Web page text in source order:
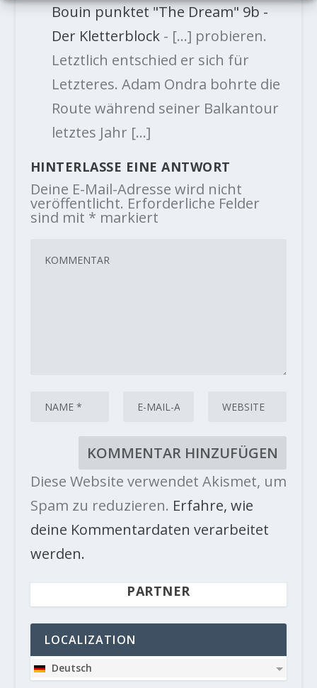
Bouin punktet "The Dream" 9b -
Der Kletterblock- […] probieren.
Letztlich entschied er sich für
Letzteres. Adam Ondra bohrte die
Route während seiner Balkantour
letztes Jahr […]
HINTERLASSE EINE ANTWORT
Deine E-Mail-Adresse wird nicht
veröffentlicht. Erforderliche Felder
sind mit * markiert
Diese Website verwendet Akismet, um
Spam zu reduzieren. Erfahre, wie
deine Kommentardaten verarbeitet
werden.
PARTNER
LOCALIZATION
Deutsch